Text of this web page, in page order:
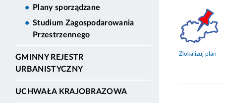
Plany sporządzane
Studium Zagospodarowania
Przestrzennego
GMINNY REJESTR
URBANISTYCZNY
UCHWAŁA KRAJOBRAZOWA
Zlokalizuj plan